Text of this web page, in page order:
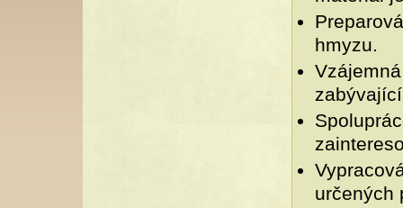
hmyzu.
určených